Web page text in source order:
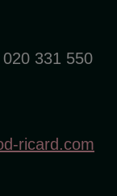
331 550
ricard.com